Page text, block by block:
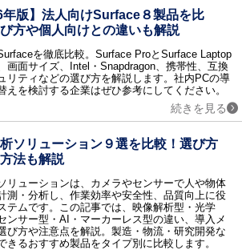
適性検査 / 採用コンサルティング / 採用アウトソーシング / 新卒紹介 / 採用イベント
【補助金対象】人事給与・勤怠管理 / 【補助金対象】仕入販売・在庫管理 / 【補助金対象】会計・原価管理 / 【補助金対象】ERP（基幹統合） / 【補助金対象】顧客管理・案件管理 / 【補助金対象】ワークフロー（承認申請） / 【補助金対象】グループウェア・情報共有 / 【補助金対象】POS・店舗管理 / 【補助金対象】電子カルテ / 【補助金対象】介護福祉業向けシステム / 【補助金対象】製造業向けシステム / 【補助金対象】経費精算システム / 【補助金対象】名刺管理 / 【補助金対象】財務会計・管理会計 / 【補助金対象】原価・予算管理 / 【補助金対象】文書管理（帳票/契約書/その他） / 法人向け助成金申請代行
年版】法人向けSurface８製品を比
方や個人向けとの違いも解説
を徹底比較。Surface ProとSurface Laptop
画面サイズ、Intel・Snapdragon、携帯性、互換
リティなどの選び方を解説します。社内PCの導
えを検討する企業はぜひ参考にしてください。
続きを見る
ソリューション９選を比較！選び方
法も解説
リューションは、カメラやセンサーで人や物体
測・分析し、作業効率や安全性、品質向上に役
テムです。この記事では、映像解析型・光学
ンサー型・AI・マーカーレス型の違い、導入メ
び方や注意点を解説。製造・物流・研究開発な
きるおすすめ製品をタイプ別に比較します。